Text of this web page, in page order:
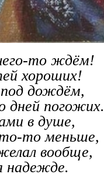
то ждём!
хороших!
дождём,
погожих.
в душе,
то меньше,
вообще,
надежде.